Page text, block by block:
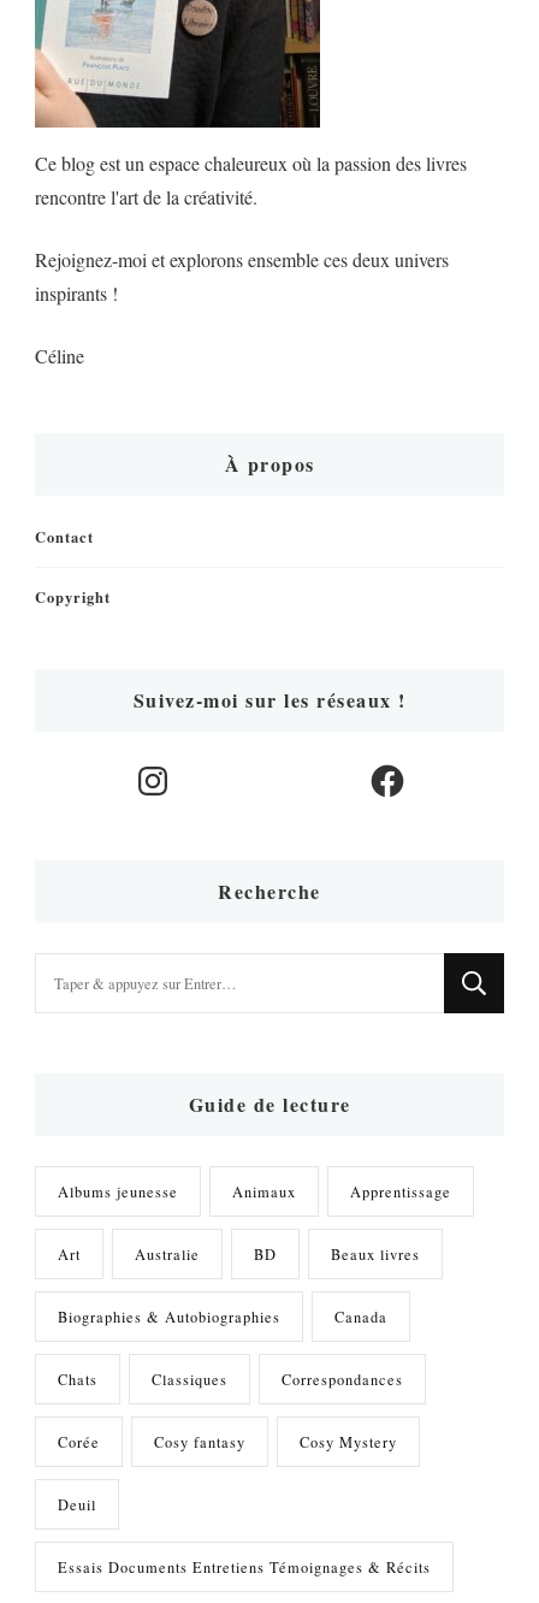
Ce blog est un espace chaleureux où la passion des livres
rencontre l'art de la créativité.
Rejoignez-moi et explorons ensemble ces deux univers
inspirants !
Céline
À propos
Contact
Copyright
Suivez-moi sur les réseaux !
Instagram Facebook
Recherche
Guide de lecture
Albums jeunesse Animaux Apprentissage
Art Australie BD Beaux livres
Biographies & Autobiographies Canada
Chats Classiques Correspondances
Corée Cosy fantasy Cosy Mystery
Deuil
Essais Documents Entretiens Témoignages & Récits